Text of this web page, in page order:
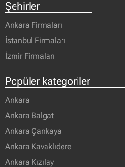
Şehirler
Ankara Firmaları
İstanbul Firmaları
İzmir Firmaları
Popüler kategoriler
Ankara
Ankara Balgat
Ankara Çankaya
Ankara Kavaklıdere
Ankara Kızılay